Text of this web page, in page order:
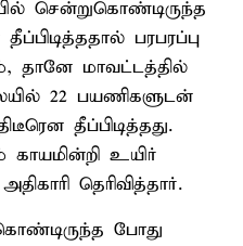
சென்றுகொண்டிருந்த
பரபரப்பு
தானே மாவட்டத்தில்
22 பயணிகளுடன்
தீப்பிடித்தது.
உயிர்
தெரிவித்தார்.
போது